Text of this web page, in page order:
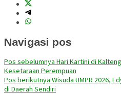
Navigasi pos
Pos sebelumnya Hari Kartini di
Kesetaraan Perempuan
Pos berikutnya Wisuda UMPR 2026,
di Daerah Sendiri